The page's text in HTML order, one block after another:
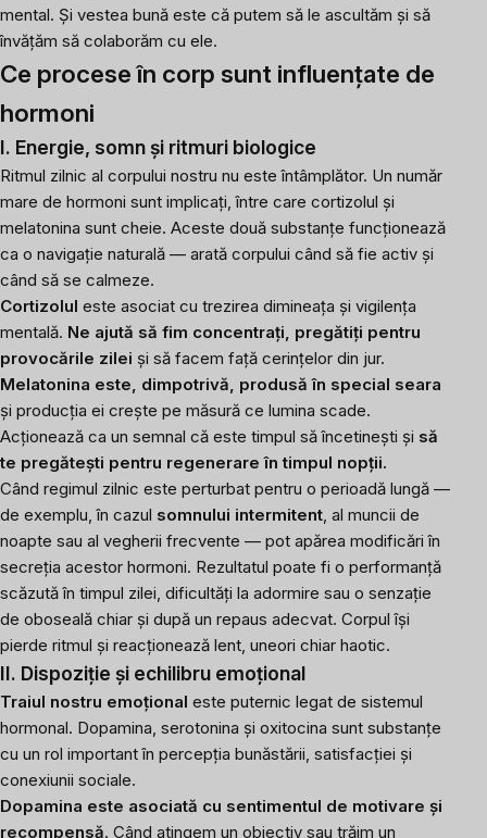
mental. Și vestea bună este că putem să le ascultăm și să
învățăm să colaborăm cu ele.
Ce procese în corp sunt influențate de
hormoni
I. Energie, somn și ritmuri biologice
Ritmul zilnic al corpului nostru nu este întâmplător. Un număr
mare de hormoni sunt implicați, între care cortizolul și
melatonina sunt cheie. Aceste două substanțe funcționează
ca o navigație naturală — arată corpului când să fie activ și
când să se calmeze.
Cortizolul este asociat cu trezirea dimineața și vigilența
mentală. Ne ajută să fim concentrați, pregătiți pentru
provocările zilei și să facem față cerințelor din jur.
Melatonina este, dimpotrivă, produsă în special seara
și producția ei crește pe măsură ce lumina scade.
Acționează ca un semnal că este timpul să încetinești și să
te pregătești pentru regenerare în timpul nopții.
Când regimul zilnic este perturbat pentru o perioadă lungă —
de exemplu, în cazul somnului intermitent, al muncii de
noapte sau al vegherii frecvente — pot apărea modificări în
secreția acestor hormoni. Rezultatul poate fi o performanță
scăzută în timpul zilei, dificultăți la adormire sau o senzație
de oboseală chiar și după un repaus adecvat. Corpul își
pierde ritmul și reacționează lent, uneori chiar haotic.
II. Dispoziție și echilibru emoțional
Traiul nostru emoțional este puternic legat de sistemul
hormonal. Dopamina, serotonina și oxitocina sunt substanțe
cu un rol important în percepția bunăstării, satisfacției și
conexiunii sociale.
Dopamina este asociată cu sentimentul de motivare și
recompensă. Când atingem un obiectiv sau trăim un